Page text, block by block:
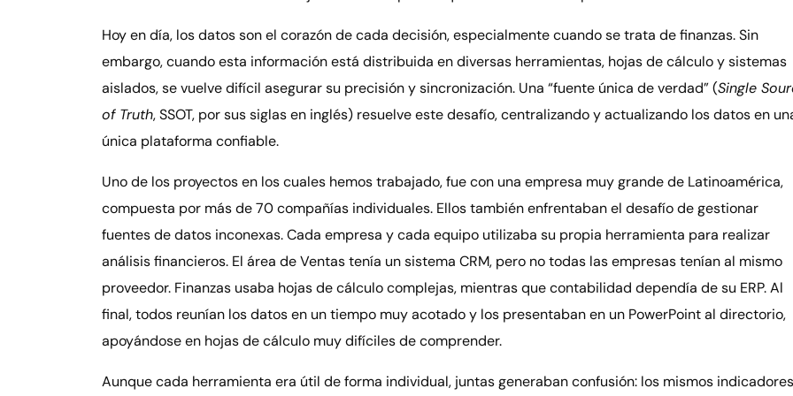
Hoy en día, los datos son el corazón de cada decisión, especialmente cuando se trata de finanzas. Sin
embargo, cuando esta información está distribuida en diversas herramientas, hojas de cálculo y sistemas
aislados, se vuelve difícil asegurar su precisión y sincronización. Una “fuente única de verdad” (Single
of Truth, SSOT, por sus siglas en inglés) resuelve este desafío, centralizando y actualizando los datos en
única plataforma confiable.
Uno de los proyectos en los cuales hemos trabajado, fue con una empresa muy grande de Latinoamérica,
compuesta por más de 70 compañías individuales. Ellos también enfrentaban el desafío de gestionar
fuentes de datos inconexas. Cada empresa y cada equipo utilizaba su propia herramienta para realizar
análisis financieros. El área de Ventas tenía un sistema CRM, pero no todas las empresas tenían al mismo
proveedor. Finanzas usaba hojas de cálculo complejas, mientras que contabilidad dependía de su ERP. Al
final, todos reunían los datos en un tiempo muy acotado y los presentaban en un PowerPoint al directorio,
apoyándose en hojas de cálculo muy difíciles de comprender.
Aunque cada herramienta era útil de forma individual, juntas generaban confusión: los mismos indicadores